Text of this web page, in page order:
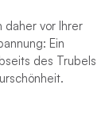
daher vor Ihrer
Ein
des Trubels